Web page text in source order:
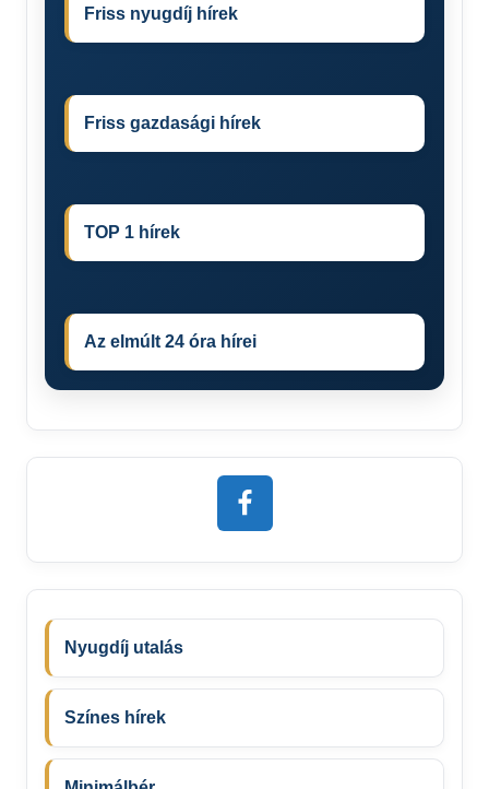
Friss nyugdíj hírek
Friss gazdasági hírek
TOP 1 hírek
Az elmúlt 24 óra hírei
Nyugdíj utalás
Színes hírek